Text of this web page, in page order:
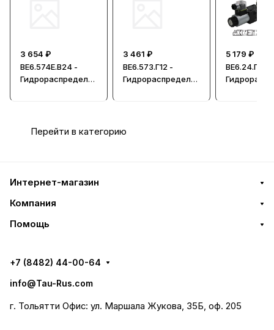
3 654 ₽
ВЕ6.574Е.В24 -
Гидрораспредели
3 461 ₽
ВЕ6.573.Г12 -
Гидрораспредели
5 179 ₽
ВЕ6.24.Г48 -
Перейти в категорию
Интернет-магазин
Компания
Помощь
+7 (8482) 44-00-64
info@Tau-Rus.com
г. Тольятти Офис: ул. Маршала Жукова, 35Б, оф. 205